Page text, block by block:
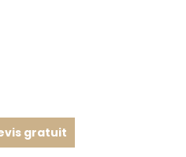
gratuit